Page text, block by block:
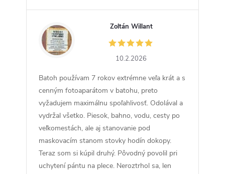
ZW
Zoltán Willant
10.2.2026
Batoh používam 7 rokov extrémne veľa krát a s
cenným fotoaparátom v batohu, preto
vyžadujem maximálnu spoľahlivosť. Odolával a
vydržal všetko. Piesok, bahno, vodu, cesty po
veľkomestách, ale aj stanovanie pod
maskovacím stanom stovky hodín dokopy.
Teraz som si kúpil druhý. Pôvodný povolil pri
uchytení pántu na plece. Neroztrhol sa, len